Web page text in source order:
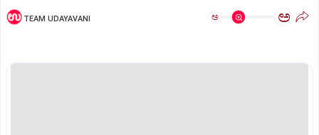
TEAM UDAYAVANI ಅ ಅ